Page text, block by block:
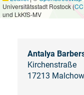
Universitätsstadt Rostock (
und LkKfS-MV
Antalya
Kirchenstraße
17213 Malchow